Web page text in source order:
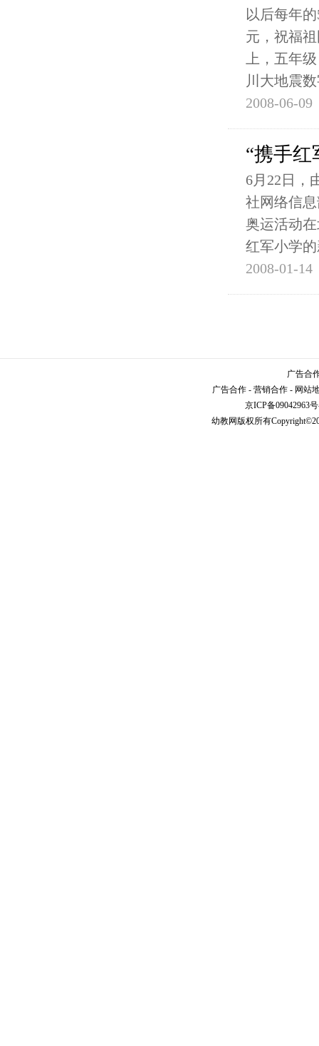
以后每年
元，祝福
上，五年
川大地震
2008-06-09
“携手红
6月22日，
社网络信
奥运活动
红军小学
2008-01-14
广告合
广告合作 - 营销合作 - 网站
京ICP备09042963
幼教网版权所有